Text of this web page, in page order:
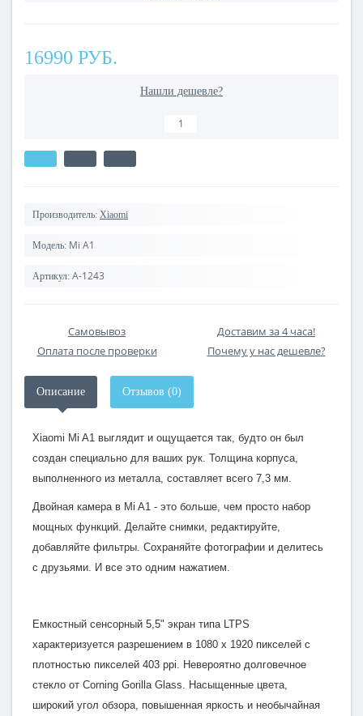
16990 РУБ.
Нашли дешевле?
Производитель: Xiaomi
Модель: Mi A1
Артикул: A-1243
Самовывоз
Доставим за 4 часа!
Оплата после проверки
Почему у нас дешевле?
Описание Отзывов (0)
Xiaomi Mi A1 выглядит и ощущается так, будто он был
создан специально для ваших рук. Толщина корпуса,
выполненного из металла, составляет всего 7,3 мм.
Двойная камера в Mi A1 - это больше, чем просто набор
мощных функций. Делайте снимки, редактируйте,
добавляйте фильтры. Сохраняйте фотографии и делитесь
с друзьями. И все это одним нажатием.
Емкостный сенсорный 5,5" экран типа LTPS
характеризуется разрешением в 1080 x 1920 пикселей с
плотностью пикселей 403 ppi. Невероятно долговечное
стекло от Corning Gorilla Glass. Насыщенные цвета,
широкий угол обзора, повышенная яркость и необычайная